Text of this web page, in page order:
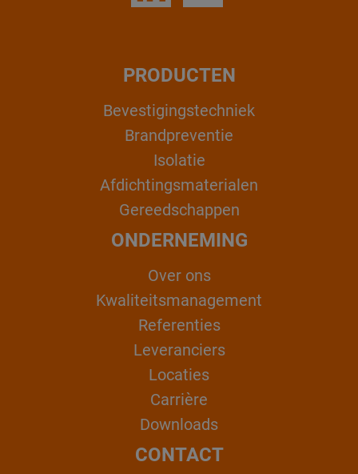
PRODUCTEN
Bevestigingstechniek
Brandpreventie
Isolatie
Afdichtingsmaterialen
Gereedschappen
ONDERNEMING
Over ons
Kwaliteitsmanagement
Referenties
Leveranciers
Locaties
Carrière
Downloads
CONTACT